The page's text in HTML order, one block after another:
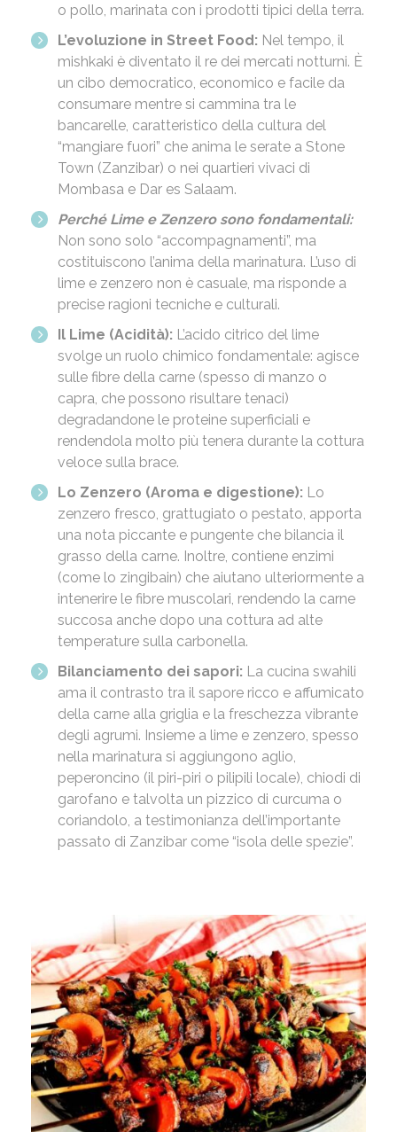
o pollo, marinata con i prodotti tipici della terra.
L’evoluzione in Street Food: Nel tempo, il
mishkaki è diventato il re dei mercati notturni. È
un cibo democratico, economico e facile da
consumare mentre si cammina tra le
bancarelle, caratteristico della cultura del
“mangiare fuori” che anima le serate a Stone
Town (Zanzibar) o nei quartieri vivaci di
Mombasa e Dar es Salaam.
Perché Lime e Zenzero sono fondamentali:
Non sono solo “accompagnamenti”, ma
costituiscono l’anima della marinatura. L’uso di
lime e zenzero non è casuale, ma risponde a
precise ragioni tecniche e culturali.
Il Lime (Acidità): L’acido citrico del lime
svolge un ruolo chimico fondamentale: agisce
sulle fibre della carne (spesso di manzo o
capra, che possono risultare tenaci)
degradandone le proteine superficiali e
rendendola molto più tenera durante la cottura
veloce sulla brace.
Lo Zenzero (Aroma e digestione): Lo
zenzero fresco, grattugiato o pestato, apporta
una nota piccante e pungente che bilancia il
grasso della carne. Inoltre, contiene enzimi
(come lo zingibain) che aiutano ulteriormente a
intenerire le fibre muscolari, rendendo la carne
succosa anche dopo una cottura ad alte
temperature sulla carbonella.
Bilanciamento dei sapori: La cucina swahili
ama il contrasto tra il sapore ricco e affumicato
della carne alla griglia e la freschezza vibrante
degli agrumi. Insieme a lime e zenzero, spesso
nella marinatura si aggiungono aglio,
peperoncino (il piri-piri o pilipili locale), chiodi di
garofano e talvolta un pizzico di curcuma o
coriandolo, a testimonianza dell’importante
passato di Zanzibar come “isola delle spezie”.